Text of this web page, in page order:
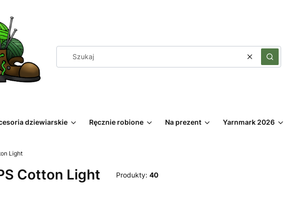
WyczyśćSzukaj
dziewiarskie Ręcznie robione Na prezent Yarnmark 2026
Light
Cotton Light Produkty: 40